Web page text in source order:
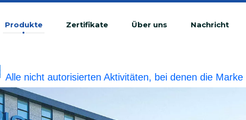
Produkte Zertifikate Über uns Nachricht
rechtswidrige Verletzung betrachtet.BIOBASE wird die